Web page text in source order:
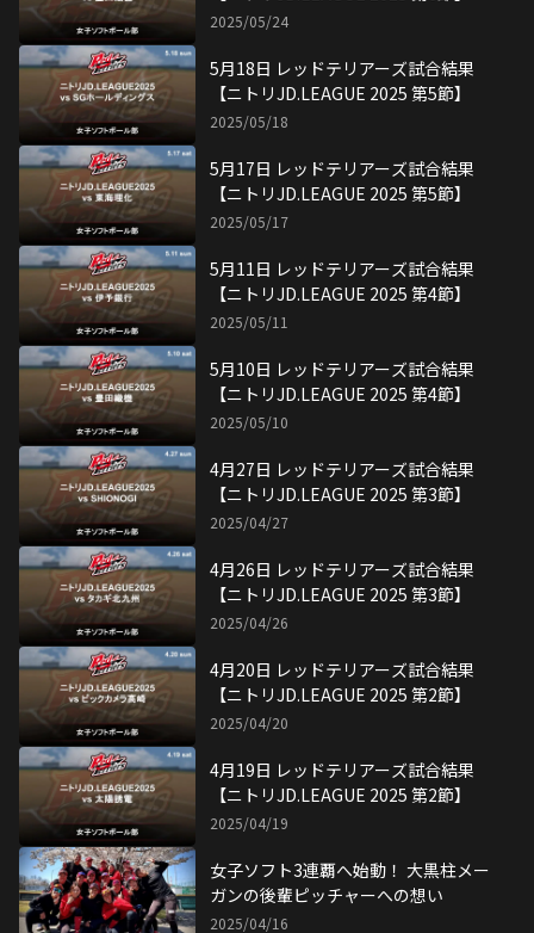
2025/04/27
4月26日 レッドテリアーズ試合結果
【ニトリJD.LEAGUE 2025 第3節】
2025/04/26
4月20日 レッドテリアーズ試合結果
【ニトリJD.LEAGUE 2025 第2節】
2025/04/20
4月19日 レッドテリアーズ試合結果
【ニトリJD.LEAGUE 2025 第2節】
2025/04/19
女子ソフト3連覇へ始動！ 大黒柱メー
ガンの後輩ピッチャーへの想い
2025/04/16
観戦をもっと楽しく！トヨタイムズス
ポーツアプリでチェックインして、レ
ッドテリアーズ選手サイン付画像をゲ
ット！
2025/04/15
4月14日 レッドテリアーズ試合結果
【ニトリJD.LEAGUE 2025 第1節】
2025/04/14
レッドテリアーズ、引退と移籍のお知
らせ
2024/12/21
レッドテリアーズ優勝！JDリーグ初
の連覇達成
2024/11/17
生中継も決定！ 女子ソフトボール連
覇への大一番 Wエースと新4番の誓い
2024/11/13